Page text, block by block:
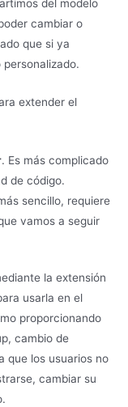
del modelo
cambiar o
que si ya
extender el
. Es más complicado
de código.
sencillo, requiere
vamos a seguir
la extensión
usarla en el
proporcionando
cambio de
que los usuarios no
cambiar su